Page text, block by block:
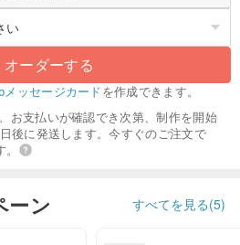
オーダーする
メッセージカードを作成できます。
お支払いが確認でき次第、制作を開始
後に発送します。今すぐのご注文で
ーン すべてを見る(5)